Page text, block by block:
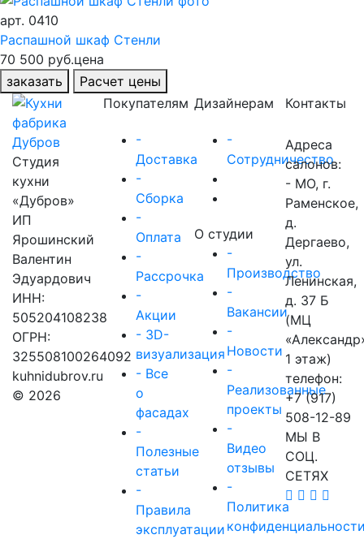
арт. 0410
Распашной шкаф Стенли
70 500 руб.цена
заказать
Расчет цены
Студия
кухни
«Дубров»
ИП
Ярошинский
Валентин
Эдуардович
ИНН:
505204108238
ОГРН:
325508100264092
kuhnidubrov.ru
© 2026
Покупателям
-
Доставка
-
Сборка
-
Оплата
-
Рассрочка
-
Акции
- 3D-
визуализация
- Все
о
фасадах
-
Полезные
статьи
-
Правила
эксплуатации
Дизайнерам
-
Сотрудничество
О студии
-
Производство
-
Вакансии
-
Новости
-
Реализованные
проекты
-
Видео
отзывы
-
Политика
Контакты
Адреса
салонов:
- МО, г.
Раменское,
д.
Дергаево,
ул.
Ленинская,
д. 37 Б
(МЦ
1 этаж)
телефон:
+7 (917)
508-12-89
МЫ В
СОЦ.
СЕТЯХ